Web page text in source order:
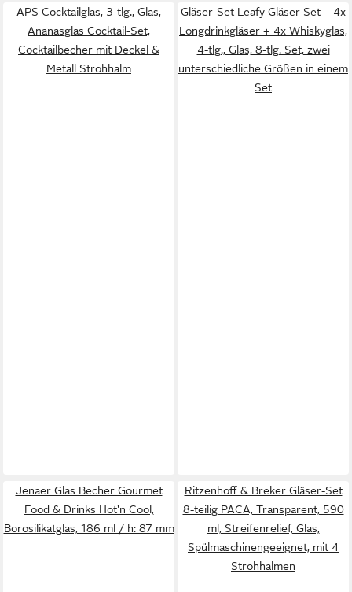
APS Cocktailglas, 3-tlg., Glas,
Ananasglas Cocktail-Set,
Cocktailbecher mit Deckel &
Metall Strohhalm
Gläser-Set Leafy Gläser Set – 4x
Longdrinkgläser + 4x Whiskyglas,
4-tlg., Glas, 8-tlg. Set, zwei
unterschiedliche Größen in einem
Set
Jenaer Glas Becher Gourmet
Food & Drinks Hot'n Cool,
Borosilikatglas, 186 ml / h: 87 mm
Ritzenhoff & Breker Gläser-Set
8-teilig PACA, Transparent, 590
ml, Streifenrelief, Glas,
Spülmaschinengeeignet, mit 4
Strohhalmen